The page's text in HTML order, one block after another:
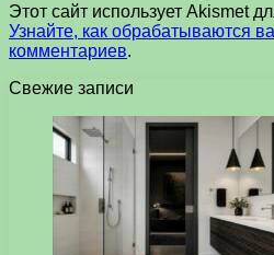
Этот сайт использует Akismet
Узнайте, как обрабатываются
комментариев.
Свежие записи